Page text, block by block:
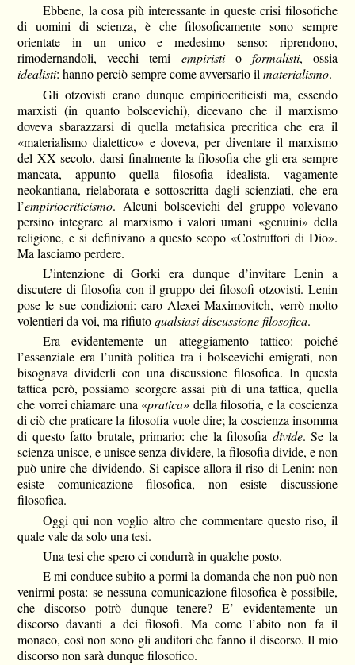
Ebbene, la cosa più interessante in queste crisi filosofiche
di uomini di scienza, è che filosoficamente sono sempre
orientate in un unico e medesimo senso: riprendono,
rimodernandoli, vecchi temi empiristio formalisti, ossia
idealisti: hanno perciò sempre come avversario ilmaterialismo.
Gli otzovisti erano dunque empiriocriticisti ma, essendo
marxisti (in quanto bolscevichi), dicevano che il marxismo
doveva sbarazzarsi di quella metafisica precritica che era il
«materialismo dialettico» e doveva, per diventare il marxismo
del XX secolo, darsi finalmente la filosofia che gli era sempre
mancata, appunto quella filosofia idealista, vagamente
neokantiana, rielaborata e sottoscritta dagli scienziati, che era
l’empiriocriticismo. Alcuni bolscevichi del gruppo volevano
persino integrare al marxismo i valori umani «genuini» della
religione, e si definivano a questo scopo «Costruttori di Dio».
Ma lasciamo perdere.
L’intenzione di Gorki era dunque d’invitare Lenin a
discutere di filosofia con il gruppo dei filosofi otzovisti. Lenin
pose le sue condizioni: caro Alexei Maximovitch, verrò molto
volentieri da voi, ma rifiutoqualsiasi discussione filosofica.
Era evidentemente un atteggiamento tattico: poiché
l’essenziale era l’unità politica tra i bolscevichi emigrati, non
bisognava dividerli con una discussione filosofica. In questa
tattica però, possiamo scorgere assai più di una tattica, quella
che vorrei chiamare una «pratica» della filosofia, e la coscienza
di ciò che praticare la filosofia vuole dire; la coscienza insomma
di questo fatto brutale, primario: che la filosofia divide. Se la
scienza unisce, e unisce senza dividere, la filosofia divide, e non
può unire che dividendo. Si capisce allora il riso di Lenin: non
esiste comunicazione filosofica, non esiste discussione
filosofica.
Oggi qui non voglio altro che commentare questo riso, il
quale vale da solo una tesi.
Una tesi che spero ci condurrà in qualche posto.
E mi conduce subito a pormi la domanda che non può non
venirmi posta: se nessuna comunicazione filosofica è possibile,
che discorso potrò dunque tenere? E’ evidentemente un
discorso davanti a dei filosofi. Ma come l’abito non fa il
monaco, così non sono gli auditori che fanno il discorso. Il mio
discorso non sarà dunque filosofico.